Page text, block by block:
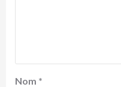
Nom *